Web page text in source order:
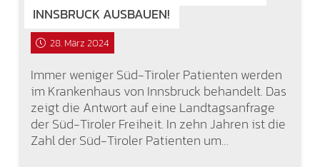
INNSBRUCK AUSBAUEN!
28. März 2024
Immer weniger Süd-Tiroler Patienten werden
im Krankenhaus von Innsbruck behandelt. Das
zeigt die Antwort auf eine Landtagsanfrage
der Süd-Tiroler Freiheit. In zehn Jahren ist die
Zahl der Süd-Tiroler Patienten um…